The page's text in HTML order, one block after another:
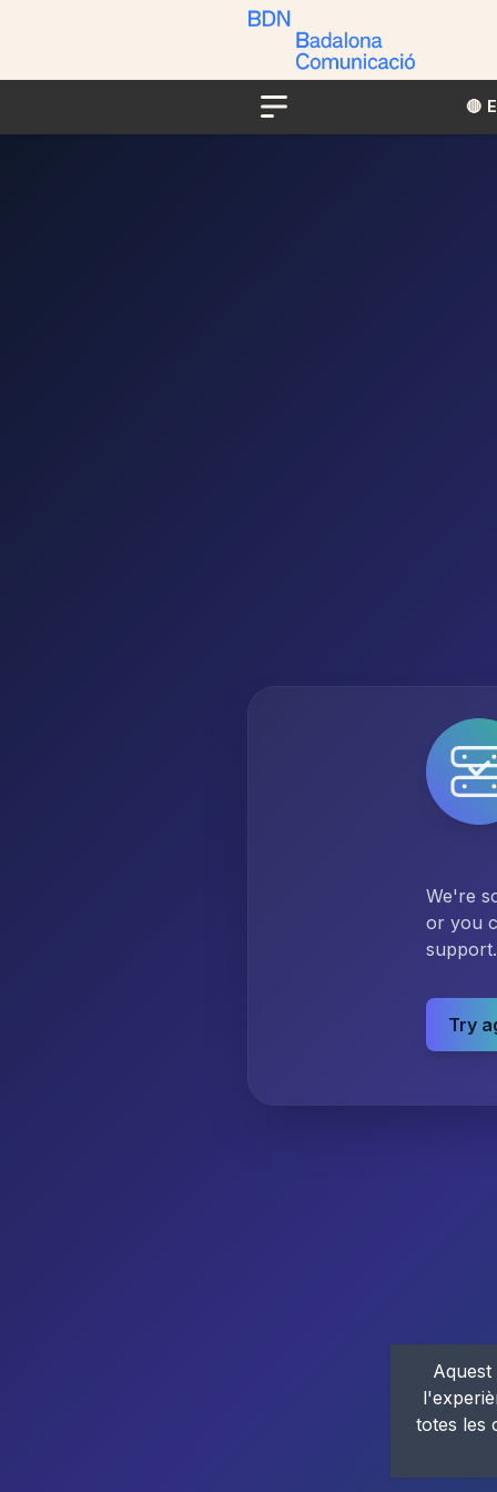
Menu
🔴​​
We're
or you
support.
Try
totes les